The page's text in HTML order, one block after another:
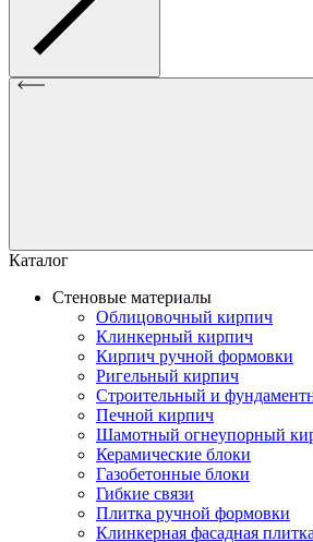
Каталог
Стеновые материалы
Облицовочный кирпич
Клинкерный кирпич
Кирпич ручной формовки
Ригельный кирпич
Строительный и
Печной кирпич
Шамотный огнеупорный
Керамические блоки
Газобетонные блоки
Гибкие связи
Плитка ручной формовки
Клинкерная фасадная плитка